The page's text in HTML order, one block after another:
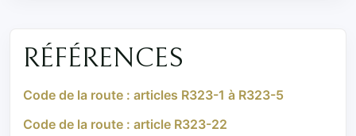
RÉFÉRENCES
Code de la route : articles R323-1 à R323-5
Code de la route : article R323-22